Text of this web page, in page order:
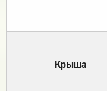
Крыша